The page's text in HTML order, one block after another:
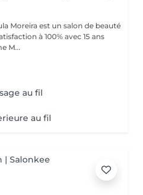
Moreira est un salon de beauté
à 100% avec 15 ans
M...
au fil
au fil